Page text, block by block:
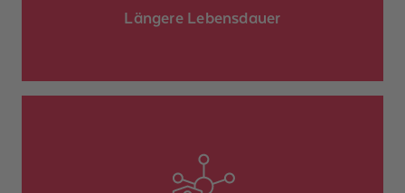
Längere Lebensdauer
Durch zertifizierte
Safety
-Lösungen